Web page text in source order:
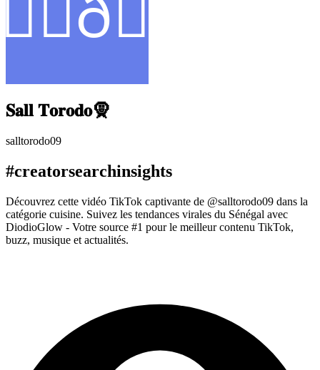
𝐒𝐚𝐥𝐥 𝐓𝐨𝐫𝐨𝐝𝐨🧕
salltorodo09
#creatorsearchinsights
Découvrez cette vidéo TikTok captivante de @salltorodo09 dans la
catégorie cuisine. Suivez les tendances virales du Sénégal avec
DiodioGlow - Votre source #1 pour le meilleur contenu TikTok,
buzz, musique et actualités.